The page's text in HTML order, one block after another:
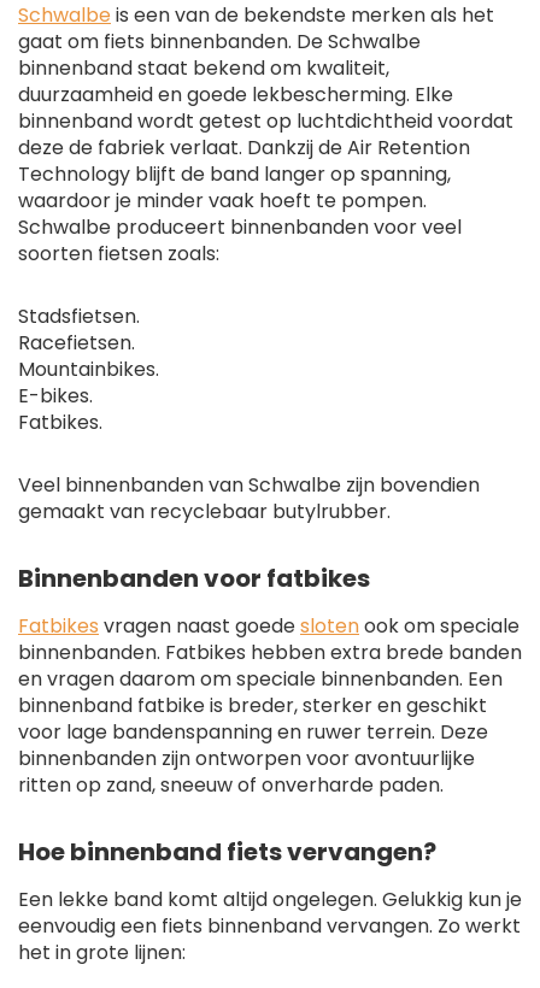
Schwalbeis een van de bekendste merken als het
gaat om fiets binnenbanden. De Schwalbe
binnenband staat bekend om kwaliteit,
duurzaamheid en goede lekbescherming. Elke
binnenband wordt getest op luchtdichtheid voordat
deze de fabriek verlaat. Dankzij de Air Retention
Technology blijft de band langer op spanning,
waardoor je minder vaak hoeft te pompen.
Schwalbe produceert binnenbanden voor veel
soorten fietsen zoals:
Stadsfietsen.
Racefietsen.
Mountainbikes.
E-bikes.
Fatbikes.
Veel binnenbanden van Schwalbe zijn bovendien
gemaakt van recyclebaar butylrubber.
Binnenbanden voor fatbikes
Fatbikes vragen naast goedeslotenook om speciale
binnenbanden. Fatbikes hebben extra brede banden
en vragen daarom om speciale binnenbanden. Een
binnenband fatbike is breder, sterker en geschikt
voor lage bandenspanning en ruwer terrein. Deze
binnenbanden zijn ontworpen voor avontuurlijke
ritten op zand, sneeuw of onverharde paden.
Hoe binnenband fiets vervangen?
Een lekke band komt altijd ongelegen. Gelukkig kun je
eenvoudig een fiets binnenband vervangen. Zo werkt
het in grote lijnen: